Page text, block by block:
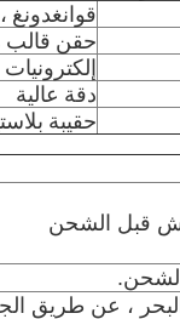
قوانغدونغ
حقن قالب
دقة عالية
حقيبة